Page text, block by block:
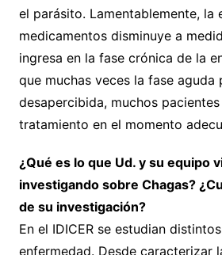
el parásito. Lamentablemente, la
medicamentos disminuye a
ingresa en la fase crónica de la
que muchas veces la fase aguda
desapercibida, muchos
tratamiento en el momento
¿Qué es lo que Ud. y su equipo
investigando sobre Chagas?
de su investigación?
En el IDICER se estudian
enfermedad. Desde caracterizar